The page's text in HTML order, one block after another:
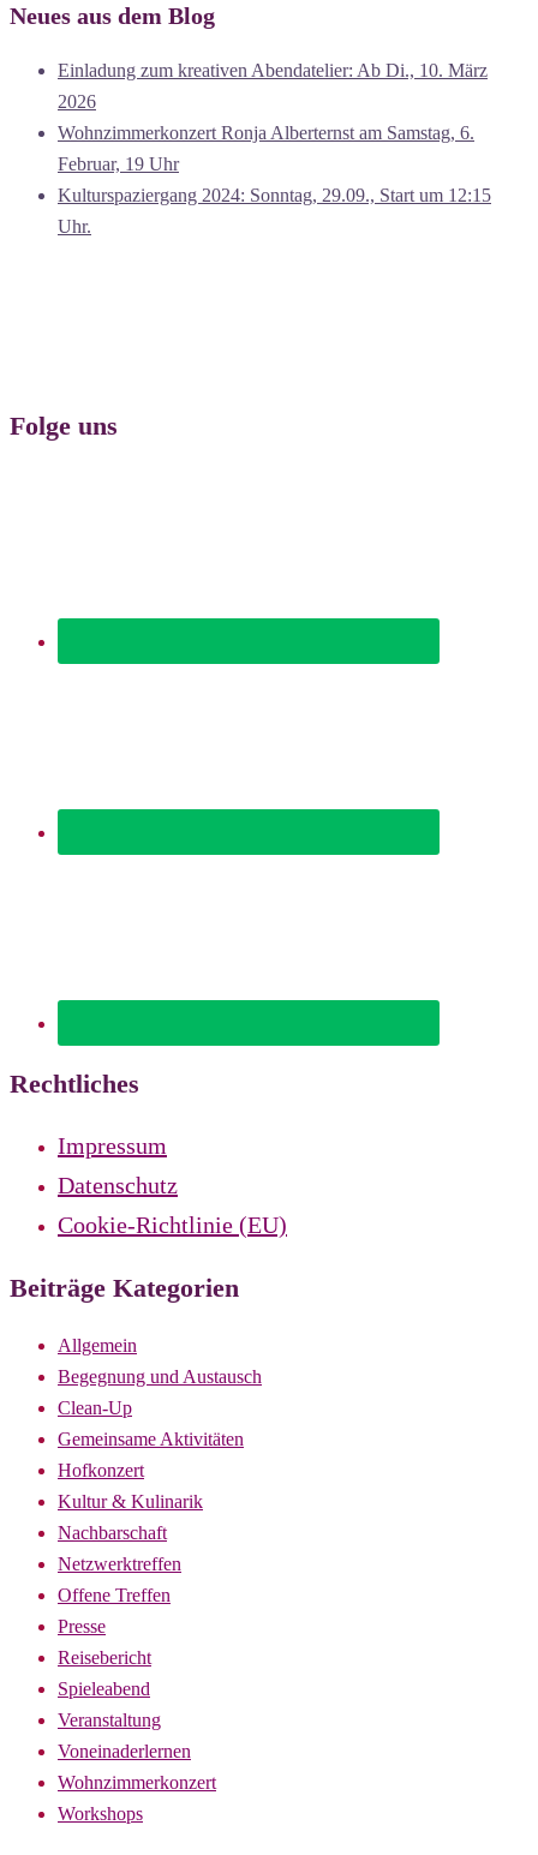
Neues aus dem Blog
Einladung zum kreativen Abendatelier: Ab Di., 10. März
2026
Wohnzimmerkonzert Ronja Alberternst am Samstag, 6.
Februar, 19 Uhr
Kulturspaziergang 2024: Sonntag, 29.09., Start um 12:15
Uhr.
Folge uns
Rechtliches
Impressum
Datenschutz
Cookie-Richtlinie (EU)
Beiträge Kategorien
Allgemein
Begegnung und Austausch
Clean-Up
Gemeinsame Aktivitäten
Hofkonzert
Kultur & Kulinarik
Nachbarschaft
Netzwerktreffen
Offene Treffen
Presse
Reisebericht
Spieleabend
Veranstaltung
Voneinaderlernen
Wohnzimmerkonzert
Workshops